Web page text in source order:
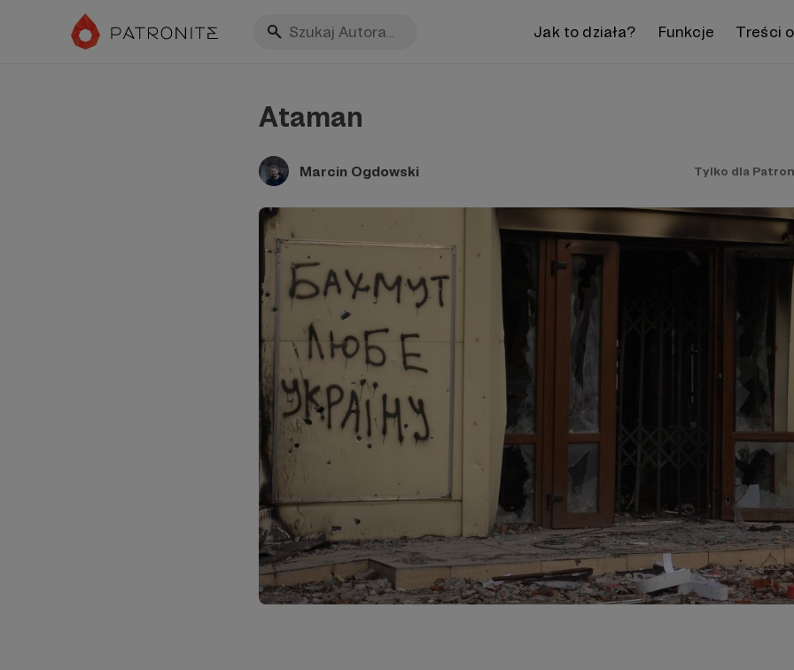
Jak to działa? Funkcje Treści
Ataman
Marcin Ogdowski Tylko dla